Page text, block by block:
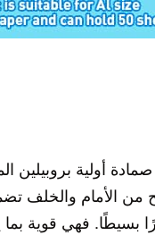
مادة أولية بروبيلين
من الأمام والخلف
فهي قوية بما